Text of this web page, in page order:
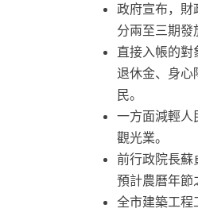
政府宣布，
分兩至三期發
直接入帳的對
退休金、身心
民。
一方面減輕人
觀光業。
前行政院長蘇
預計農曆年節
全市建築工程